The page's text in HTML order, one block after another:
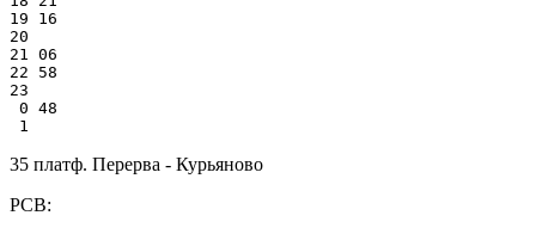
19 16
20
21 06
22 58
23
0 48
35 платф. Перерва - Курьяново
РСВ: